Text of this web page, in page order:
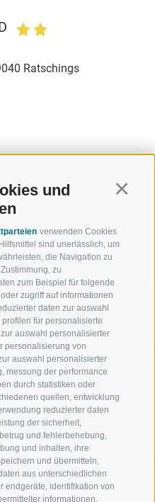
und
verwenden Cookies
sind unerlässlich, um
die Navigation zu
zu
zum Beispiel für folgende
zugriff auf informationen
daten zur auswahl
für personalisierte
auswahl personalisierter
personalisierung von
auswahl personalisierter
messung der performance
durch statistiken oder
quellen, entwicklung
reduzierter daten
der sicherheit,
und fehlerbehebung,
und inhalten, ihre
und übermitteln,
aus unterschiedlichen
endgeräte, identifikation von
informationen,
Ratschings
5 6 7
Einträge 1-8
SPORT UND
MENGE
SKIFAHREN
WANDERN
HOCHALPINE
BIKEN